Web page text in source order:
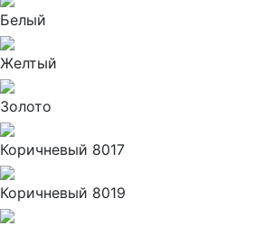
Белый
Желтый
Золото
Коричневый 8017
Коричневый 8019